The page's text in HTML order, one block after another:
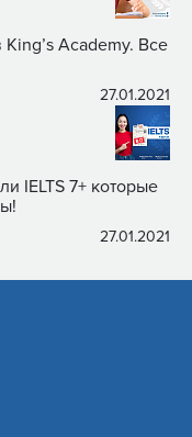
Academy. Все
27.01.2021
7+ которые
27.01.2021